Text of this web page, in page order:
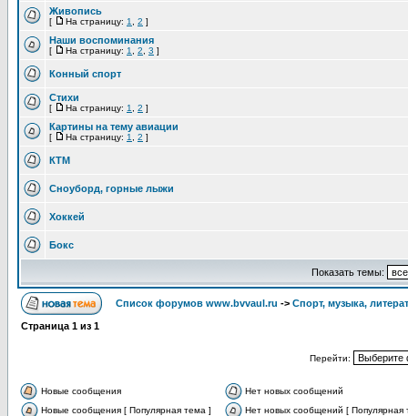
Живопись
[ На страницу: 1 2 ]
Наши воспоминания
[ На страницу: 1 2 3 ]
Конный спорт
Стихи
[ На страницу: 1 2 ]
Картины на тему авиации
[ На страницу: 1 2 ]
КТМ
Cноуборд, горные лыжи
Хоккей
Бокс
Показать темы:
Список форумов www.bvvaul.ru -> Спорт, музыка,
Страница 1 из 1
Перейти:
Новые сообщения
Нет новых сообщений
Новые сообщения [ Популярная тема ]
Нет новых сообщений [ Популярная